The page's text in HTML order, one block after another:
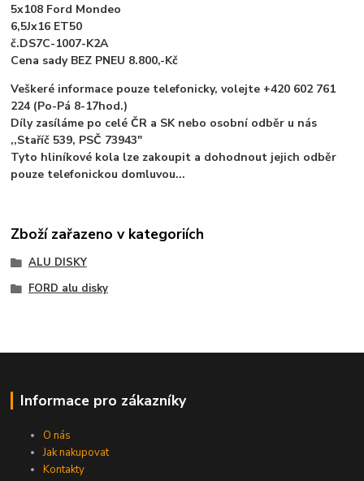
5x108 Ford Mondeo
6,5Jx16 ET50
č.DS7C-1007-K2A
Cena sady BEZ PNEU 8.800,-Kč
Veškeré informace pouze telefonicky, volejte +420 602 761
224 (Po-Pá 8-17hod.)
Díly zasíláme po celé ČR a SK nebo osobní odběr u nás
,,Staříč 539, PSČ 73943"
Tyto hliníkové kola lze zakoupit a dohodnout jejich odběr
pouze telefonickou domluvou...
Zboží zařazeno v kategoriích
ALU DISKY
FORD alu disky
Informace pro zákazníky
O nás
Jak nakupovat
Kontakty